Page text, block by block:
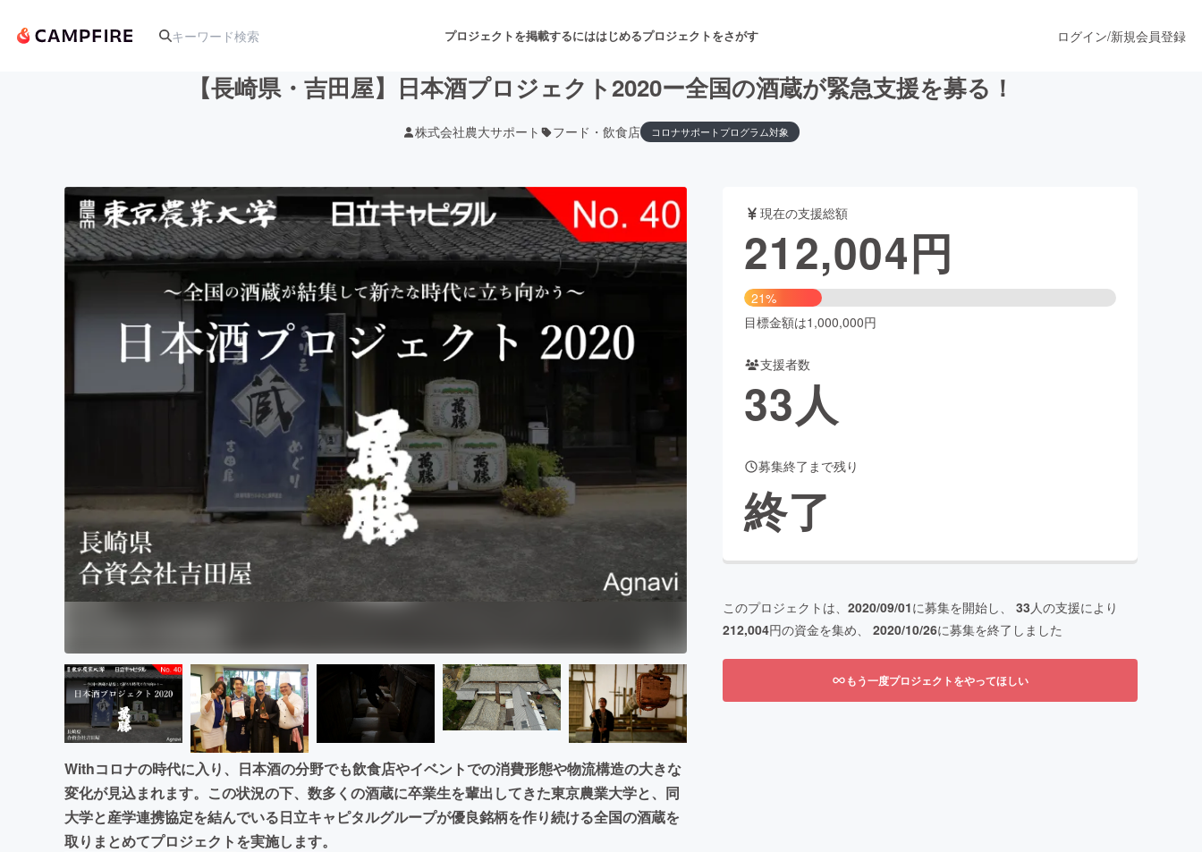
プロジェクトを掲載するにははじめるプロジェクトをさがす
アート・写真 音楽 舞台・パフォーマンス
テクノロジー・ガジェット フード・飲食店 ファッション
映像・映画
ビジネス・起業 チャレンジ ビューティー・ヘルスケア
まちづくり・地域活性化
CAMPFIRE for Social Good
CAMPFIREふるさと納税
machi-ya
ログイン/新規会員登録
【長崎県・吉田屋】日本酒プロジェクト2020ー全国の酒蔵が緊急支援を募る！
株式会社農大サポート フード・飲食店 コロナサポートプログラム対象
Withコロナの時代に入り、日本酒の分野でも飲食店やイベントでの消費形態や物流構造の大きな
変化が見込まれます。この状況の下、数多くの酒蔵に卒業生を輩出してきた東京農業大学と、同
大学と産学連携協定を結んでいる日立キャピタルグループが優良銘柄を作り続ける全国の酒蔵を
取りまとめてプロジェクトを実施します。
現在の支援総額
212,004円
21%
目標金額は1,000,000円
支援者数
33人
募集終了まで残り
終了
このプロジェクトは、 2020/09/01に募集を開始し、 33人の支援により
212,004円の資金を集め、 2020/10/26に募集を終了しました
もう一度プロジェクトをやってほしい